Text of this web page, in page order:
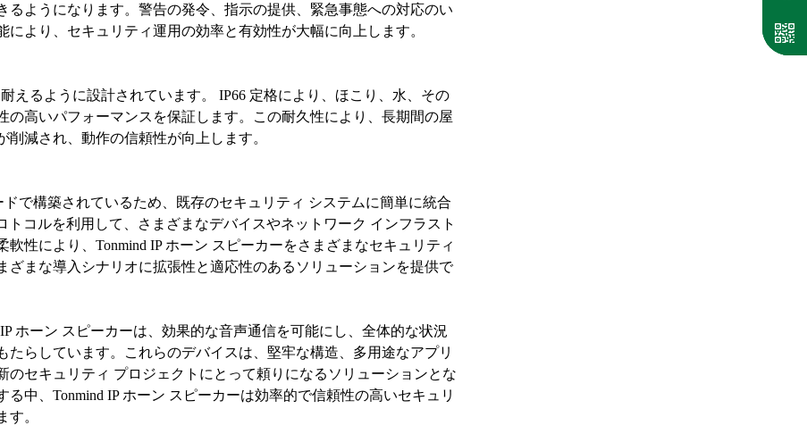
ようになります。警告の発令、指示の提供、緊急事態への対応のい
より、セキュリティ運用の効率と有効性が大幅に向上します。
えるように設計されています。 IP66 定格により、ほこり、水、その
高いパフォーマンスを保証します。この耐久性により、長期間の屋
減され、動作の信頼性が向上します。
で構築されているため、既存のセキュリティ システムに簡単に統合
コルを利用して、さまざまなデバイスやネットワーク インフラスト
性により、Tonmind IP ホーン スピーカーをさまざまなセキュリティ
まな導入シナリオに拡張性と適応性のあるソリューションを提供で
ホーン スピーカーは、効果的な音声通信を可能にし、全体的な状況
らしています。これらのデバイスは、堅牢な構造、多用途なアプリ
セキュリティ プロジェクトにとって頼りになるソリューションとな
中、Tonmind IP ホーン スピーカーは効率的で信頼性の高いセキュリ
す。